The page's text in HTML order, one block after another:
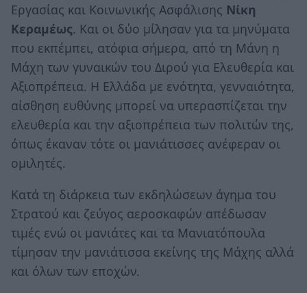
Εργασίας και Κοινωνικής Ασφάλισης Νίκη
Κεραμέως. Και οι δύο μίλησαν για τα μηνύματα
που εκπέμπει, ατόφια σήμερα, από τη Μάνη η
Μάχη των γυναικών του Διρού για Ελευθερία και
Αξιοπρέπεια. Η Ελλάδα με ενότητα, γενναιότητα,
αίσθηση ευθύνης μπορεί να υπερασπίζεται την
ελευθερία και την αξιοπρέπεια των πολιτών της,
όπως έκαναν τότε οι μανιάτισσες ανέφεραν οι
ομιλητές.
Κατά τη διάρκεια των εκδηλώσεων άγημα του
Στρατού και ζεύγος αεροσκαφών απέδωσαν
τιμές ενώ οι μανιάτες και τα Μανιατόπουλα
τίμησαν την μανιάτισσα εκείνης της Μάχης αλλά
και όλων των εποχών.